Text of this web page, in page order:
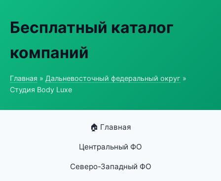
Бесплатный каталог
компаний
Главная » Дальневосточный федеральный округ »
Студия Body Luxe
🏠 Главная
Центральный ФО
Северо-Западный ФО